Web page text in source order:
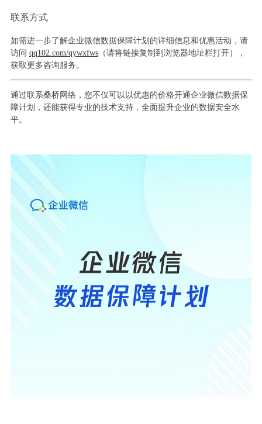
联系方式
如需进一步了解企业微信数据保障计划的详细信息和优惠活动，请
访问 qq102.com/qywxfws（请将链接复制到浏览器地址栏打开），
获取更多咨询服务。
通过联系桑桥网络，您不仅可以以优惠的价格开通企业微信数据保
障计划，还能获得专业的技术支持，全面提升企业的数据安全水
平。